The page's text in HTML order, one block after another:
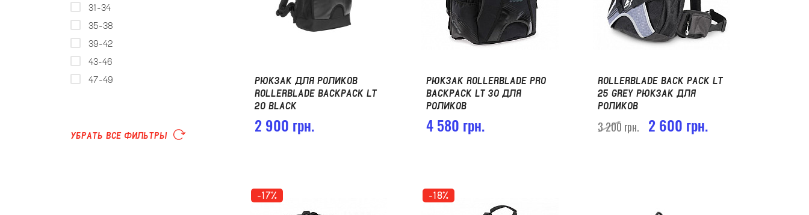
31-34
35-38
39-42
43-46
47-49
УБРАТЬ ВСЕ ФИЛЬТРЫ
РЮКЗАК ДЛЯ РОЛИКОВ
ROLLERBLADE BACKPACK LT
20 BLACK
2 900 грн.
РЮКЗАК ROLLERBLADE PRO
BACKPACK LT 30 ДЛЯ
РОЛИКОВ
4 580 грн.
ROLLERBLADE BACK PACK LT
25 GREY РЮКЗАК ДЛЯ
РОЛИКОВ
3 200 грн. 2 600 грн.
-17% -18%